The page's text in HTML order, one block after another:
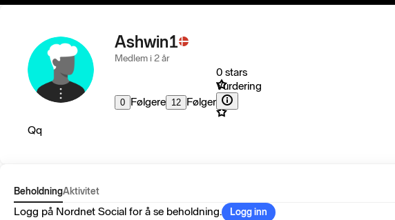
Ashwin1
Medlem i 2 år
0 Følgere 12 Følger
0 stars
Vurdering
Qq
BeholdningAktivitet
Logg på Nordnet Social for å se beholdning. Logg inn